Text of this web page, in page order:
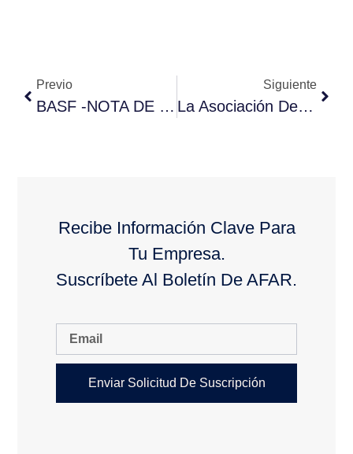
Previo
BASF -NOTA DE PRENSA
Siguiente
La Asociación De Fabricantes Andaluces De Refrigeración (AFAR) Entrega Los Diplomas A Sus Socios Patrocinadores En La Feria C&R 2017
Recibe Información Clave Para
Tu Empresa.
Suscríbete Al Boletín De AFAR.
Enviar Solicitud De Suscripción